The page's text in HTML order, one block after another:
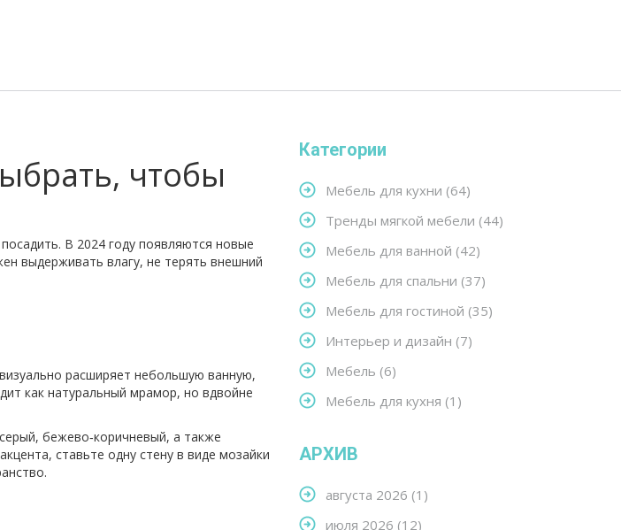
чтобы
В 2024 году появляются новые
выдерживать влагу, не терять внешний
расширяет небольшую ванную,
как натуральный мрамор, но вдвойне
бежево‑коричневый, а также
ставьте одну стену в виде мозайки
Категории
Мебель для кухни (64)
Тренды мягкой мебели (44)
Мебель для ванной (42)
Мебель для спальни (37)
Мебель для гостиной (35)
Интерьер и дизайн (7)
Мебель (6)
Мебель для кухня (1)
АРХИВ
августа 2026 (1)
июля 2026 (12)